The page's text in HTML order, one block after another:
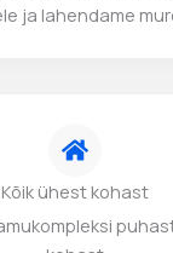
ja lahendame
Kõik ühest kohast